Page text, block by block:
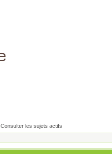
Consulter les sujets actifs